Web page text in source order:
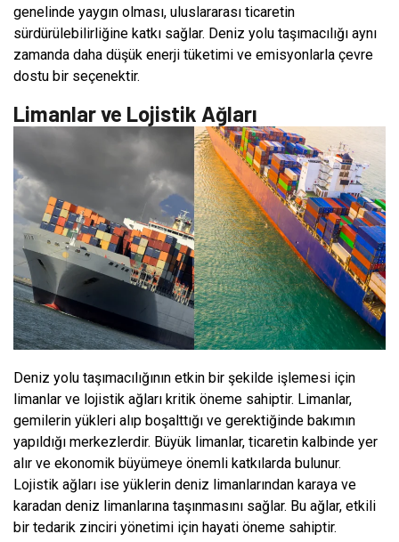
genelinde yaygın olması, uluslararası ticaretin
sürdürülebilirliğine katkı sağlar. Deniz yolu taşımacılığı aynı
zamanda daha düşük enerji tüketimi ve emisyonlarla çevre
dostu bir seçenektir.
Limanlar ve Lojistik Ağları
Deniz yolu taşımacılığının etkin bir şekilde işlemesi için
limanlar ve lojistik ağları kritik öneme sahiptir. Limanlar,
gemilerin yükleri alıp boşalttığı ve gerektiğinde bakımın
yapıldığı merkezlerdir. Büyük limanlar, ticaretin kalbinde yer
alır ve ekonomik büyümeye önemli katkılarda bulunur.
Lojistik ağları ise yüklerin deniz limanlarından karaya ve
karadan deniz limanlarına taşınmasını sağlar. Bu ağlar, etkili
bir tedarik zinciri yönetimi için hayati öneme sahiptir.